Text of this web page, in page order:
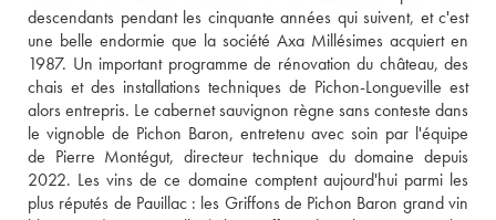
descendants pendant les cinquante années qui suivent, et c'est
une belle endormie que la société Axa Millésimes acquiert en
1987. Un important programme de rénovation du château, des
chais et des installations techniques de Pichon-Longueville est
alors entrepris. Le cabernet sauvignon règne sans conteste dans
le vignoble de Pichon Baron, entretenu avec soin par l'équipe
de Pierre Montégut, directeur technique du domaine depuis
2022. Les vins de ce domaine comptent aujourd'hui parmi les
plus réputés de Pauillac : les Griffons de Pichon Baron grand vin